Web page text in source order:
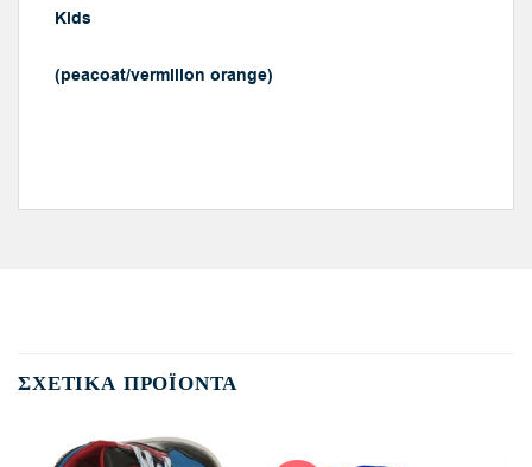
Kids
(peacoat/vermilion orange)
ΣΧΕΤΙΚΆ ΠΡΟΪΌΝΤΑ